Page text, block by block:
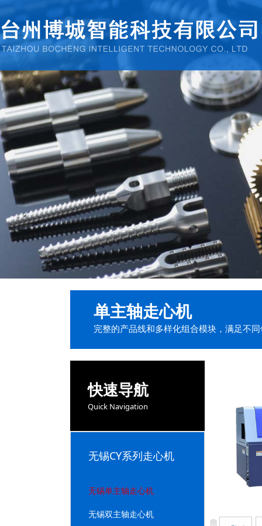
单主轴走心机
完整的产品线和多样化组合模块，满足不
快速导航
Quick Navigation
无锡CY系列走心机
无锡单主轴走心机
无锡双主轴走心机